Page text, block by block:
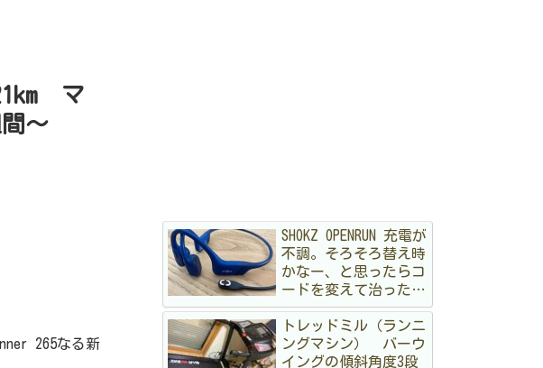
マ
〜
265なる新
SHOKZ OPENRUN 充電が
不調。そろそろ替え時
かなー、と思ったらコ
ードを変えて治ったハ
ナシ
トレッドミル（ランニ
ングマシン） バーウ
イングの傾斜角度3段